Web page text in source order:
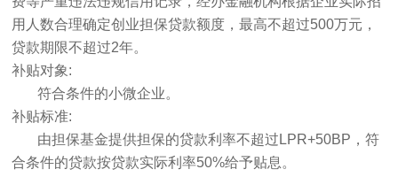
用人数合理确定创业担保贷款额度，最高不超过500万元，
贷款期限不超过2年。
补贴对象:
符合条件的小微企业。
补贴标准:
由担保基金提供担保的贷款利率不超过LPR+50BP，符
合条件的贷款按贷款实际利率50%给予贴息。